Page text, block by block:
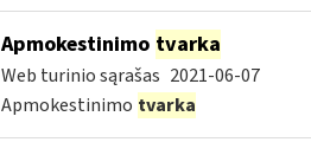
Apmokestinimo tvarka
Web turinio sąrašas 2021-06-07
Apmokestinimo tvarka